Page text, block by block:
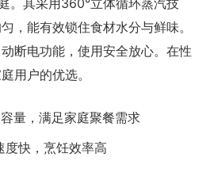
。其采用360°立体循环蒸汽技
，能有效锁住食材水分与鲜味。
断电功能，使用安全放心。在性
用户的优选。
量，满足家庭聚餐需求
度快，烹饪效率高